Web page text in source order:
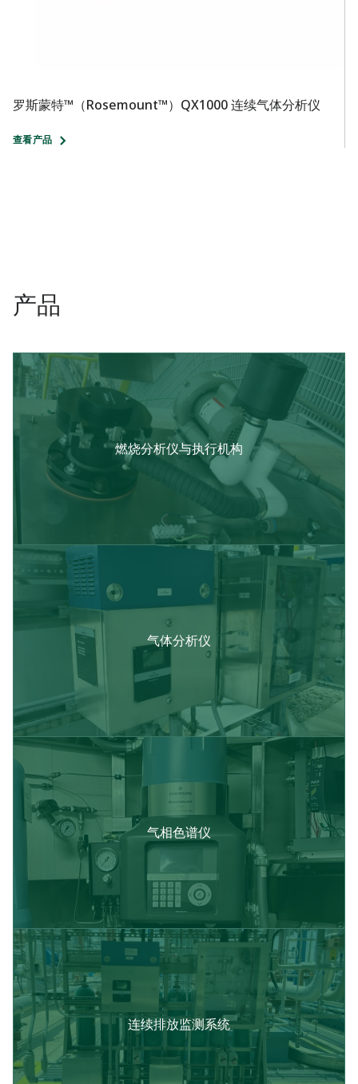
罗斯蒙特™（Rosemount™）QX1000 连续气体分析仪
查看产品
产品
燃烧分析仪与执行机构​
气体分析仪​
气相色谱仪​
连续排放监测系统